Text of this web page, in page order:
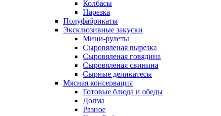
Колбасы
Нарезка
Полуфабрикаты
Эксклюзивные закуски
Мини-рулеты
Сыровяленая вырезка
Сыровяленая говядина
Сыровяленая свинина
Сырные деликатесы
Мясная консервация
Готовые блюда и обеды
Долма
Разное